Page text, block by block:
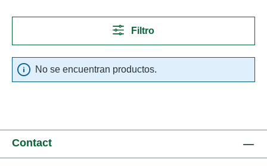
Filtro
No se encuentran productos.
Contact